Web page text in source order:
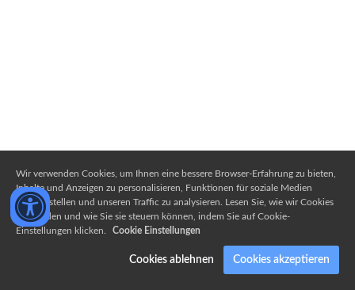
Wir verwenden Cookies, um Ihnen eine bessere Browser-Erfahrung zu bieten,
Inhalte und Anzeigen zu personalisieren, Funktionen für soziale Medien
bereitzustellen und unseren Traffic zu analysieren. Lesen Sie, wie wir Cookies
verwenden und wie Sie sie steuern können, indem Sie auf Cookie-
Einstellungen klicken.
Cookie Einstellungen
Cookies ablehnen Cookies akzeptieren